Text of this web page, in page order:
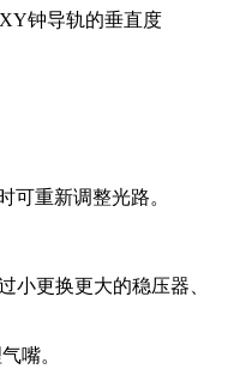
钟导轨的垂直度
可重新调整光路。
小更换更大的稳压器、
嘴。